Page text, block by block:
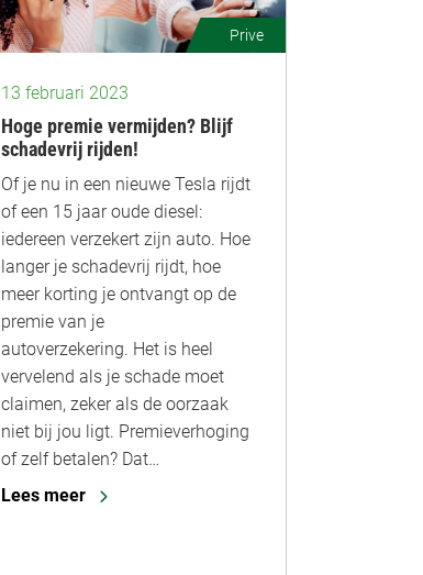
Prive
13 februari 2023
Hoge premie vermijden? Blijf
schadevrij rijden!
Of je nu in een nieuwe Tesla rijdt
of een 15 jaar oude diesel:
iedereen verzekert zijn auto. Hoe
langer je schadevrij rijdt, hoe
meer korting je ontvangt op de
premie van je
autoverzekering. Het is heel
vervelend als je schade moet
claimen, zeker als de oorzaak
niet bij jou ligt. Premieverhoging
of zelf betalen? Dat…
Lees meer